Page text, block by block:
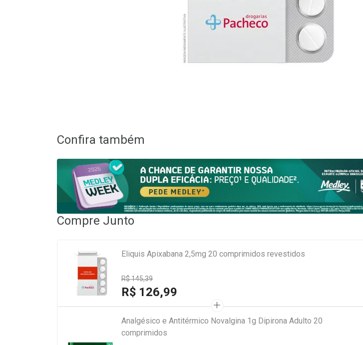
Confira também
Compre Junto
Eliquis Apixabana 2,5mg 20 comprimidos revestidos
R$ 145,39
R$ 126,99
Analgésico e Antitérmico Novalgina 1g Dipirona Adulto 20
comprimidos